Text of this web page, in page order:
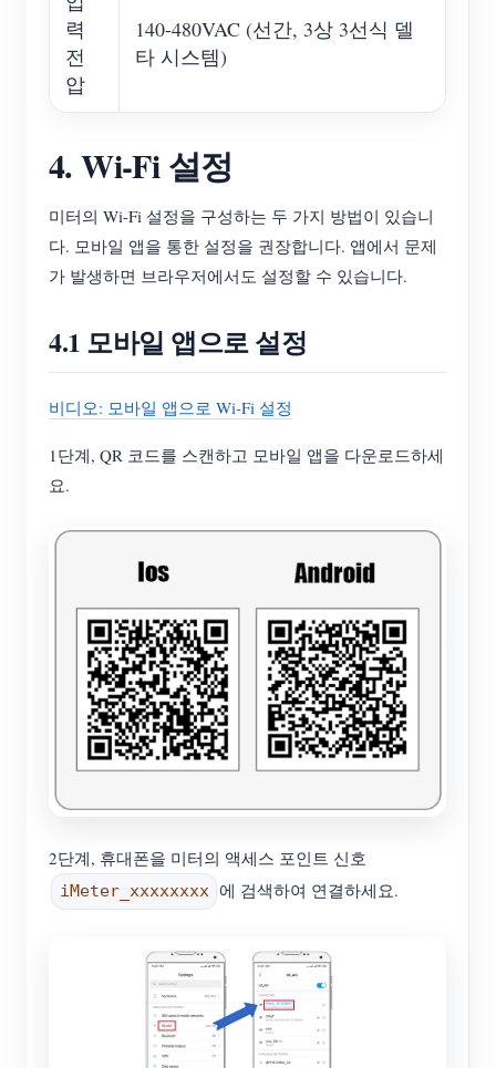
력
전
압
140-480VAC (선간, 3상 3선식 델
타 시스템)
4. Wi-Fi 설정
미터의 Wi-Fi 설정을 구성하는 두 가지 방법이 있습니
다. 모바일 앱을 통한 설정을 권장합니다. 앱에서 문제
가 발생하면 브라우저에서도 설정할 수 있습니다.
4.1 모바일 앱으로 설정
비디오: 모바일 앱으로 Wi-Fi 설정
1단계, QR 코드를 스캔하고 모바일 앱을 다운로드하세
요.
2단계, 휴대폰을 미터의 액세스 포인트 신호
iMeter_xxxxxxxx 에 검색하여 연결하세요.